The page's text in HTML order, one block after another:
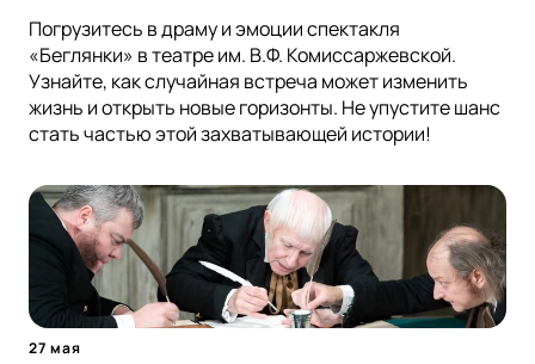
Погрузитесь в драму и эмоции спектакля
«Беглянки» в театре им. В.Ф. Комиссаржевской.
Узнайте, как случайная встреча может изменить
жизнь и открыть новые горизонты. Не упустите шанс
стать частью этой захватывающей истории!
27 мая